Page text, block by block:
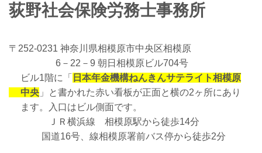
荻野社会保険労務士事務所
〒252-0231 神奈川県相模原市中央区相模原
6－22－9 朝日相模原ビル704号
ビル1階に「 日本年金機構ねんき んサテライト相模原
中央 」と書かれた赤い看板が正面と横の2ヶ所にあり
ます。入口はビル側面です。
ＪＲ横浜線 相模原駅から徒歩14分
国道16号、線相模原署前バス停から徒歩2分